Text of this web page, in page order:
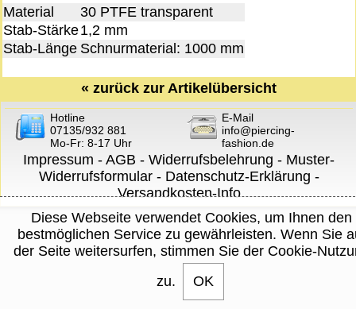
Material
30 PTFE transparent
Stab-Stärke1,2 mm
Stab-Länge Schnurmaterial: 1000 mm
« zurück zur Artikelübersicht
Hotline
07135/932 881
Mo-Fr: 8-17 Uhr
E-Mail
info@piercing-
fashion.de
Impressum - AGB - Widerrufsbelehrung - Muster-
Widerrufsformular- Datenschutz-Erklärung -
Versandkosten-Info
Diese Webseite verwendet Cookies, um Ihnen den
bestmöglichen Service zu gewährleisten. Wenn Sie
der Seite weitersurfen, stimmen Sie der Cookie-
zu.
OK